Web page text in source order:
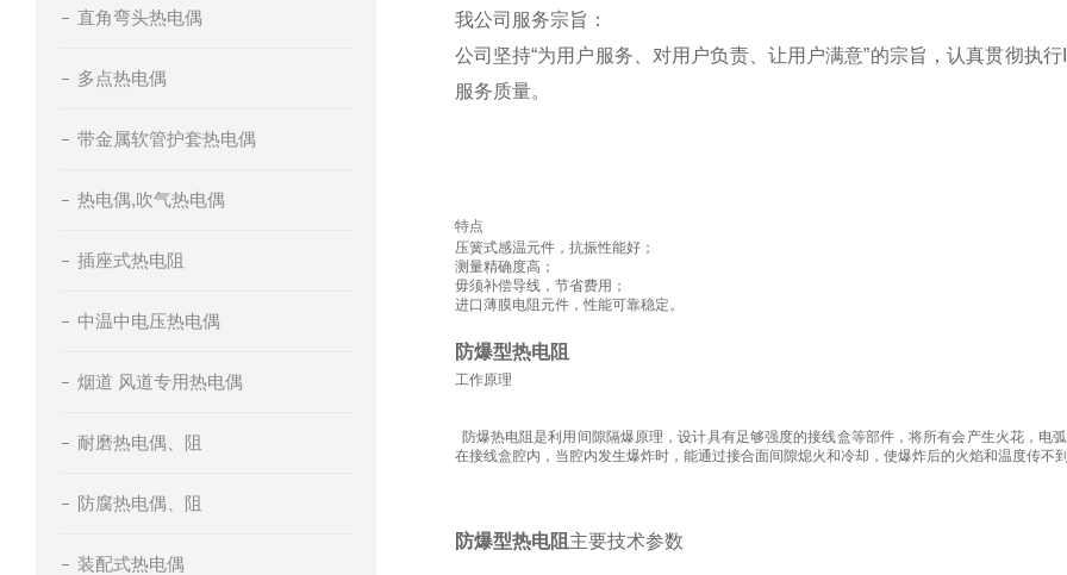
直角弯头热电偶
多点热电偶
带金属软管护套热电偶
热电偶,吹气热电偶
插座式热电阻
中温中电压热电偶
烟道 风道专用热电偶
耐磨热电偶、阻
防腐热电偶、阻
装配式热电偶
我公司服务宗旨：
公司坚持“为用户服务、对用户负责、让用户满意”的宗旨，认真贯彻执
服务质量。
特点
压簧式感温元件，抗振性能好；
测量精确度高；
毋须补偿导线，节省费用；
进口薄膜电阻元件，性能可靠稳定。
防爆型热电阻
工作原理
防爆热电阻是利用间隙隔爆原理，设计具有足够强度的接线盒等部件，将所有会产生火花，电
在接线盒腔内，当腔内发生爆炸时，能通过接合面间隙熄火和冷却，使爆炸后的火焰和温度传不
防爆型热电阻 主要技术参数